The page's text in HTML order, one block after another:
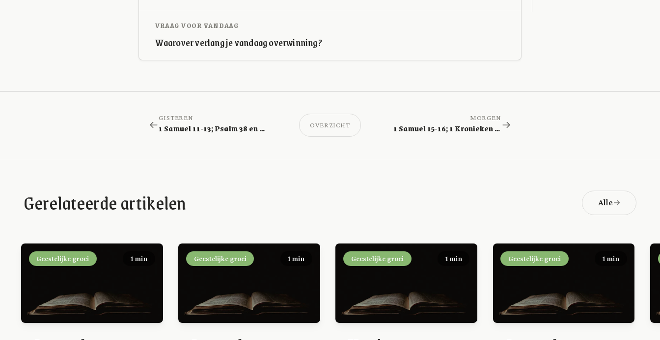
VRAAG VOOR VANDAAG
Waarover verlang je vandaag overwinning?
GISTEREN
1 Samuel 11-13; Psalm 38 en Handelingen 9 OVERZICHT
MORGEN
1 Samuel 15-16; 1 Kronieken 1; Psalm 39; Handelingen 11
Gerelateerde artikelen Alle
Geestelijke groei 1 min Geestelijke groei 1 min Geestelijke groei 1 min Geestelijke groei 1 min